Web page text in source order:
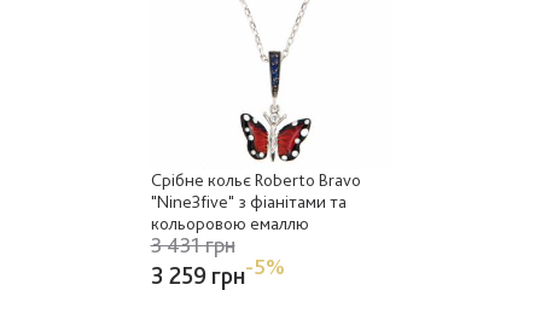
Срібне кольє Roberto Bravo
"Nine3five" з фіанітами та
кольоровою емаллю
3 431 грн
3 259 грн-5%